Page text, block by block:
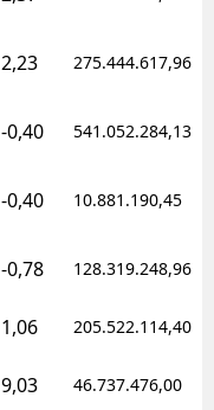
2,23 275.444.617,96
-0,40 541.052.284,13
-0,40 10.881.190,45
-0,78 128.319.248,96
1,06 205.522.114,40
9,03 46.737.476,00